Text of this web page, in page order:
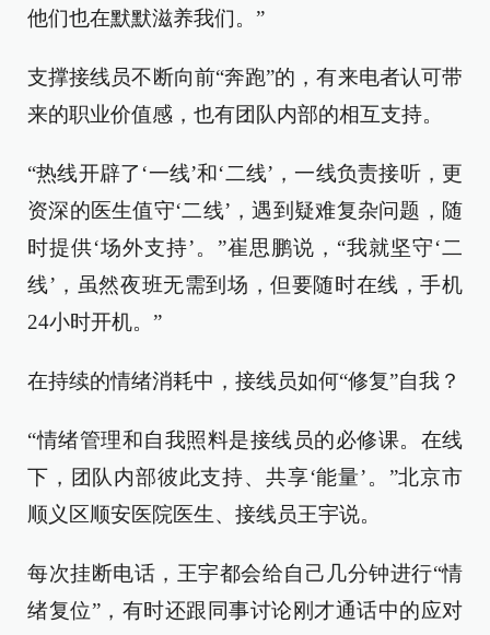
他们也在默默滋养我们。”
支撑接线员不断向前“奔跑”的，有来电者认可带
来的职业价值感，也有团队内部的相互支持。
“热线开辟了‘一线’和‘二线’，一线负责接听，更
资深的医生值守‘二线’，遇到疑难复杂问题，随
时提供‘场外支持’。”崔思鹏说，“我就坚守‘二
线’，虽然夜班无需到场，但要随时在线，手机
24小时开机。”
在持续的情绪消耗中，接线员如何“修复”自我？
“情绪管理和自我照料是接线员的必修课。在线
下，团队内部彼此支持、共享‘能量’。”北京市
顺义区顺安医院医生、接线员王宇说。
每次挂断电话，王宇都会给自己几分钟进行“情
绪复位”，有时还跟同事讨论刚才通话中的应对